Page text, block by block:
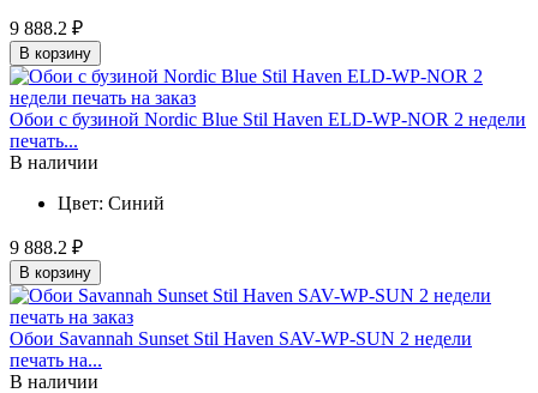
9 888.2 ₽
В корзину
Обои с бузиной Nordic Blue Stil Haven ELD-WP-NOR 2 недели
печать...
В наличии
Цвет: Синий
9 888.2 ₽
В корзину
Обои Savannah Sunset Stil Haven SAV-WP-SUN 2 недели
печать на...
В наличии